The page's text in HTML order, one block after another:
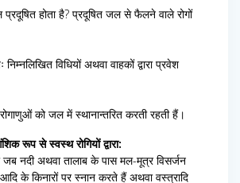
होता है? प्रदूषित जल से फैलने वाले रोगों
विधियों अथवा वाहकों द्वारा प्रवेश
को जल में स्थानान्तरित करती रहती हैं।
रूप से स्वस्थ रोगियों द्वारा:
जब नदी अथवा तालाब के पास मल-मूत्र विसर्जन
के किनारों पर स्नान करते हैं अथवा वस्त्रादि